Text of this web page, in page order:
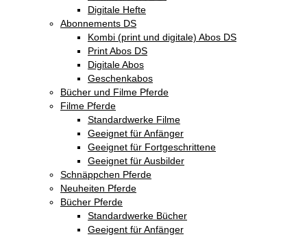
Digitale Hefte
Abonnements DS
Kombi (print und digitale) Abos DS
Print Abos DS
Digitale Abos
Geschenkabos
Bücher und Filme Pferde
Filme Pferde
Standardwerke Filme
Geeignet für Anfänger
Geeignet für Fortgeschrittene
Geeignet für Ausbilder
Schnäppchen Pferde
Neuheiten Pferde
Bücher Pferde
Standardwerke Bücher
Geeigent für Anfänger